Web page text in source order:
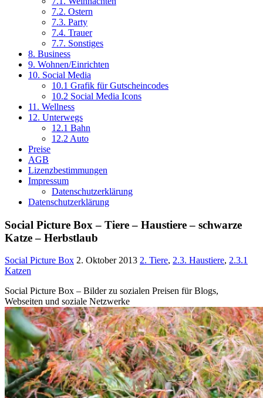
7.2. Ostern
7.3. Party
7.4. Trauer
7.7. Sonstiges
8. Business
9. Wohnen/Einrichten
10. Social Media
10.1 Grafik für Gutscheincodes
10.2 Social Media Icons
11. Wellness
12. Unterwegs
12.1 Bahn
12.2 Auto
Preise
AGB
Lizenzbestimmungen
Impressum
Datenschutzerklärung
Datenschutzerklärung
Social Picture Box – Tiere – Haustiere – schwarze
Katze – Herbstlaub
Social Picture Box 2. Oktober 2013 2. Tiere, 2.3. Haustiere, 2.3.1
Katzen
Social Picture Box – Bilder zu sozialen Preisen für Blogs,
Webseiten und soziale Netzwerke